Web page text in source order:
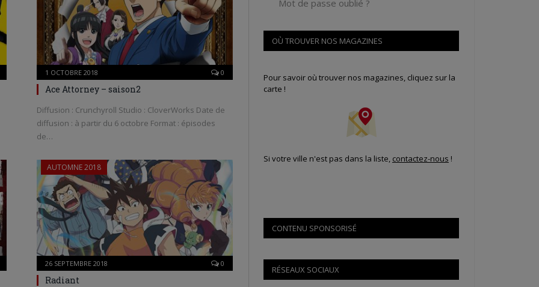
1 OCTOBRE 2018 0
Ace Attorney – saison2
Diffusion : Crunchyroll Studio : CloverWorks Date de
diffusion : à partir du 6 octobre Format : épisodes
de…
AUTOMNE 2018
26 SEPTEMBRE 2018 0
Radiant
Mot de passe oublié ?
OÙ TROUVER NOS MAGAZINES
Pour savoir où trouver nos magazines, cliquez sur la
carte !
Si votre ville n'est pas dans la liste, contactez-nous !
CONTENU SPONSORISÉ
RÉSEAUX SOCIAUX